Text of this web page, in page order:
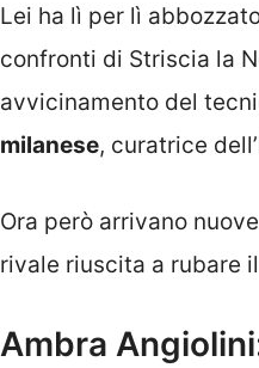
Lei ha lì per lì
confronti di Striscia la
avvicinamento del
milanese, curatrice
Ora però arrivano
rivale riuscita a rubare
Ambra